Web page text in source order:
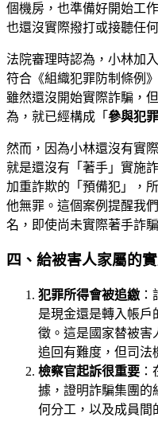
個機房，也準備好開始工
也還沒實際撥打或接聽任
法院審理時認為，小林加
符合《組織犯罪防制條例
雖然還沒開始實際詐騙，
為，就已經構成「 參與犯
然而，因為小林還沒有實
就是還沒有「著手」實施
加重詐欺的「預備犯」，
他無罪。這個案例提醒我
名，即使尚未實際著手詐
四、給被害人家屬的
犯罪所得會被追繳
是現金還是轉入帳戶
徵。這是國家替被害
追回有難度，但司法
檢察官起訴很重要
據，證明詐騙集團的
何分工，以及成員間